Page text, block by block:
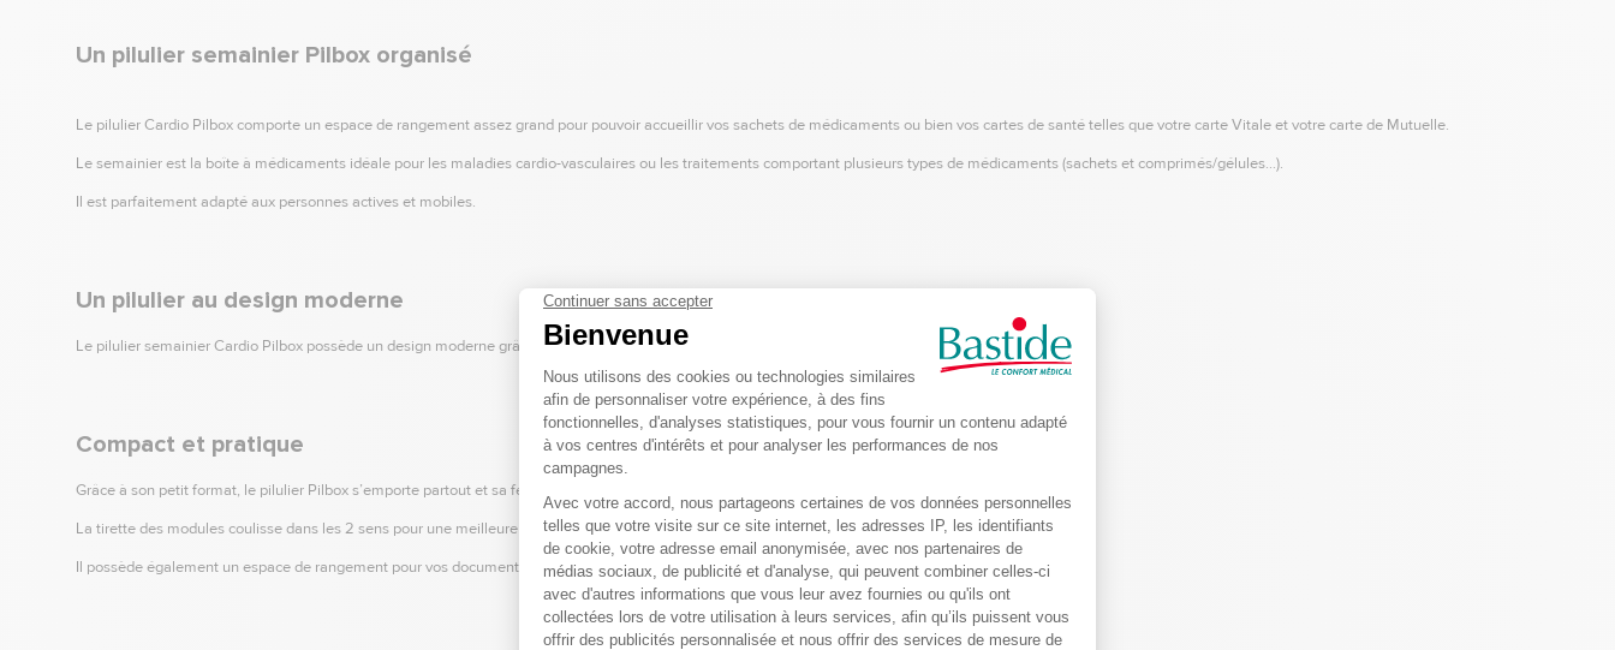
Un pilulier semainier Pilbox organisé
Le pilulier Cardio Pilbox comporte un espace de rangement assez grand pour pouvoir accueillir vos sachets de médicaments ou bien vos cartes de santé telles que votre carte Vitale et votre carte de Mutuelle.
Le semainier est la boîte à médicaments idéale pour les maladies cardio-vasculaires ou les traitements comportant plusieurs types de médicaments (sachets et comprimés/gélules…).
Il est parfaitement adapté aux personnes actives et mobiles.
Un pilulier au design moderne
Le pilulier semainier Cardio Pilbox possède un design moderne grâce à son look maroquinerie et son coloris tendance.
Compact et pratique
Grâce à son petit format, le pilulier Pilbox s’emporte partout et sa fermeture aimantée lui confère une facilité de manipulation et une meilleure sécurité.
La tirette des modules coulisse dans les 2 sens pour une meilleure prise en main.
Il possède également un espace de rangement pour vos documents médicaux comme vos ordonnances.